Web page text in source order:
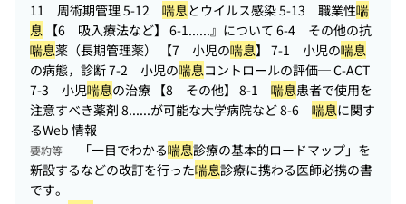
11 周術期管理 5-12 喘息とウイルス感染 5-13 職業性喘
息 【6 吸入療法など】 6-1......』について 6-4 その他の抗
喘息薬（長期管理薬） 【7 小児の喘息】 7-1 小児の喘息
の病態，診断 7-2 小児の喘息コントロールの評価─ C-ACT
7-3 小児喘息の治療 【8 その他】 8-1 喘息患者で使用を
注意すべき薬剤 8......が可能な大学病院など 8-6 喘息に関す
るWeb 情報
要約等 「一目でわかる喘息診療の基本的ロードマップ」を
新設するなどの改訂を行った喘息診療に携わる医師必携の書
です。